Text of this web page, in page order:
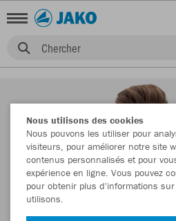
Chercher
Nous utilisons des cookies
Nous pouvons les utiliser pour
visiteurs, pour améliorer notre site
contenus personnalisés et pour
expérience en ligne. Vous pouvez
pour obtenir plus d'informations
utilisons.